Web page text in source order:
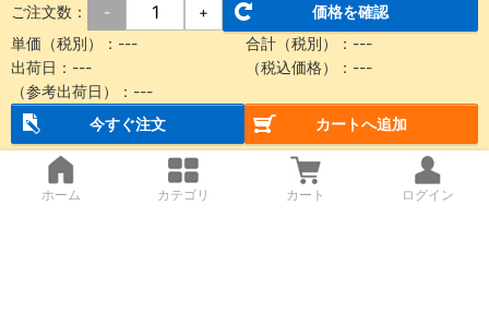
ご注文数： - +
価格を確認
単価（税別）： --- 合計（税別）： ---
出荷日： --- （税込価格）： ---
（参考出荷日）： ---
今すぐ注文
カートへ追加
ホーム カテゴリ カート ログイン